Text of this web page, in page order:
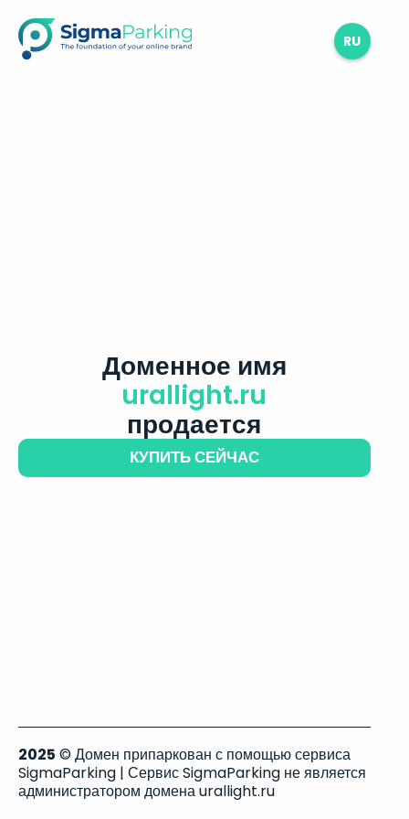
RU
Доменное имя
urallight.ru
продается
КУПИТЬ СЕЙЧАС
2025 © Домен припаркован с помощью сервиса
SigmaParking | Сервис SigmaParking не является
администратором домена urallight.ru